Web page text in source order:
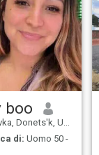
boo
Donets'k, Ucraina
di: Uomo 50 -